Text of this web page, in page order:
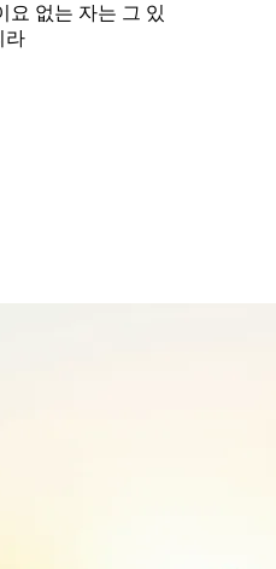
요 없는 자는 그 있
라